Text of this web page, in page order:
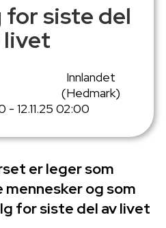
for siste del
livet
Innlandet
(Hedmark)
- 12.11.25 02:00
er leger som
og som
for siste del av livet